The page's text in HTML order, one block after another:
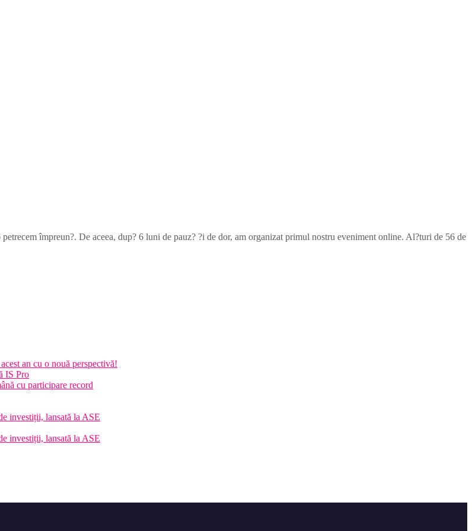
împreun?. De aceea, dup? 6 luni de pauz? ?i de dor, am organizat primul nostru eveniment online. Al?turi de 56 de
an cu o nouă perspectivă!
IS Pro
cu participare record
investiții, lansată la ASE
investiții, lansată la ASE